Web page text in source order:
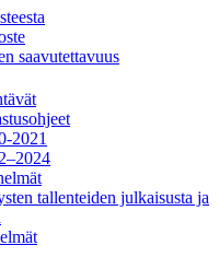
saavutettavuus
2021
tallenteiden julkaisusta ja